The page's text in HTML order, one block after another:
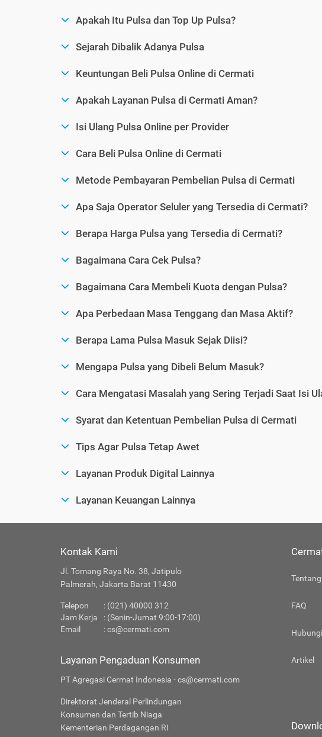
Apakah Itu Pulsa dan Top Up Pulsa?
Sejarah Dibalik Adanya Pulsa
Keuntungan Beli Pulsa Online di Cermati
Apakah Layanan Pulsa di Cermati Aman?
Isi Ulang Pulsa Online per Provider
Cara Beli Pulsa Online di Cermati
Metode Pembayaran Pembelian Pulsa di Cermati
Apa Saja Operator Seluler yang Tersedia di Cermati?
Berapa Harga Pulsa yang Tersedia di Cermati?
Bagaimana Cara Cek Pulsa?
Bagaimana Cara Membeli Kuota dengan Pulsa?
Apa Perbedaan Masa Tenggang dan Masa Aktif?
Berapa Lama Pulsa Masuk Sejak Diisi?
Mengapa Pulsa yang Dibeli Belum Masuk?
Cara Mengatasi Masalah yang Sering Terjadi Saat Isi
Syarat dan Ketentuan Pembelian Pulsa di Cermati
Tips Agar Pulsa Tetap Awet
Layanan Produk Digital Lainnya
Layanan Keuangan Lainnya
Kontak Kami
Jl. Tomang Raya No. 38, Jatipulo
Palmerah, Jakarta Barat 11430
Telepon
: (021) 40000 312
Jam Kerja
: (Senin-Jumat 9:00-17:00)
Email
:cs@cermati.com
Layanan Pengaduan Konsumen
PT Agregasi Cermat Indonesia - cs@cermati.com
Direktorat Jenderal Perlindungan
Konsumen dan Tertib Niaga
Kementerian Perdagangan RI
FAQ
Artikel